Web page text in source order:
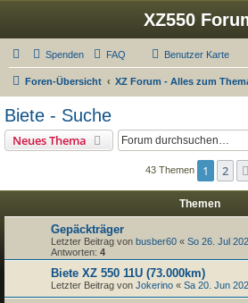
XZ550
Spenden FAQ Benutzer Karte
Foren-Übersicht XZ Forum - Alles zum
Biete - Suche
Neues Thema
43 Themen 1 2
Themen
Gepäckträger
Letzter Beitrag von busber60 « So 26. Jul
Antworten: 4
Biete XZ 550 11U (73.000km)
Letzter Beitrag von Jokerino « Sa 20. Jun